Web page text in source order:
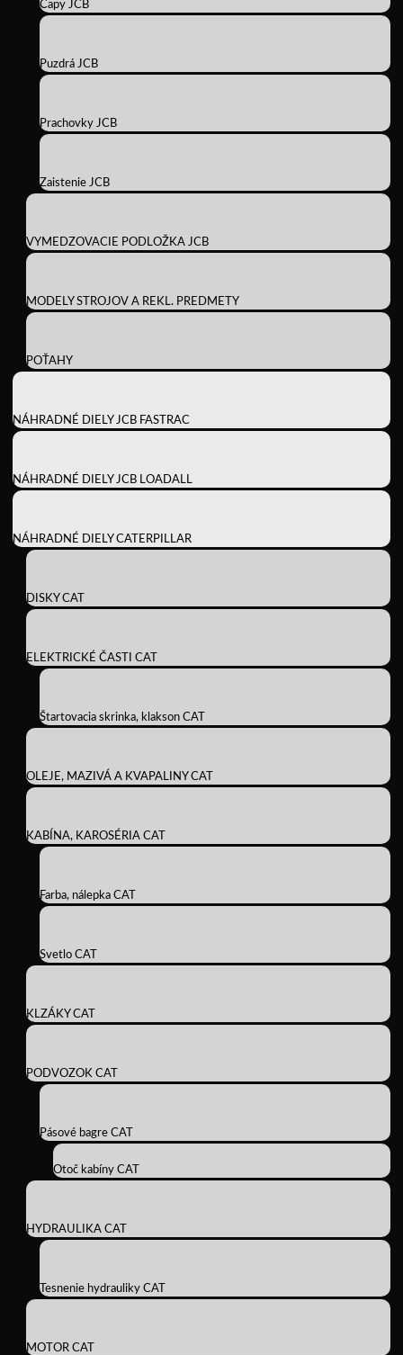
Čapy JCB
Puzdrá JCB
Prachovky JCB
Zaistenie JCB
VYMEDZOVACIE PODLOŽKA JCB
MODELY STROJOV A REKL. PREDMETY
POŤAHY
NÁHRADNÉ DIELY JCB FASTRAC
NÁHRADNÉ DIELY JCB LOADALL
NÁHRADNÉ DIELY CATERPILLAR
DISKY CAT
ELEKTRICKÉ ČASTI CAT
Štartovacia skrinka, klakson CAT
OLEJE, MAZIVÁ A KVAPALINY CAT
KABÍNA, KAROSÉRIA CAT
Farba, nálepka CAT
Svetlo CAT
KLZÁKY CAT
PODVOZOK CAT
Pásové bagre CAT
Otoč kabíny CAT
HYDRAULIKA CAT
Tesnenie hydrauliky CAT
MOTOR CAT